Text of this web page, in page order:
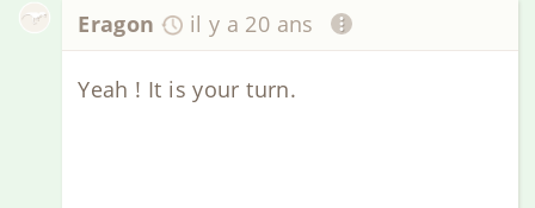
Eragon il y a 20 ans
Yeah ! It is your turn.